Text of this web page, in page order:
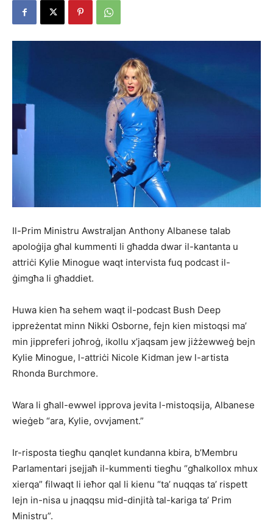
Il-Prim Ministru Awstraljan Anthony Albanese talab
apoloġija għal kummenti li għadda dwar il-kantanta u
attriċi Kylie Minogue waqt intervista fuq podcast il-
ġimgħa li għaddiet.
Huwa kien ħa sehem waqt il-podcast Bush Deep
ippreżentat minn Nikki Osborne, fejn kien mistoqsi ma’
min jippreferi joħroġ, ikollu x’jaqsam jew jiżżewweġ bejn
Kylie Minogue, l-attriċi Nicole Kidman jew l-artista
Rhonda Burchmore.
Wara li għall-ewwel ipprova jevita l-mistoqsija, Albanese
wieġeb “ara, Kylie, ovvjament.”
Ir-risposta tiegħu qanqlet kundanna kbira, b’Membru
Parlamentari jsejjaħ il-kummenti tiegħu “għalkollox mhux
xierqa” filwaqt li ieħor qal li kienu “ta’ nuqqas ta’ rispett
lejn in-nisa u jnaqqsu mid-dinjità tal-kariga ta’ Prim
Ministru”.